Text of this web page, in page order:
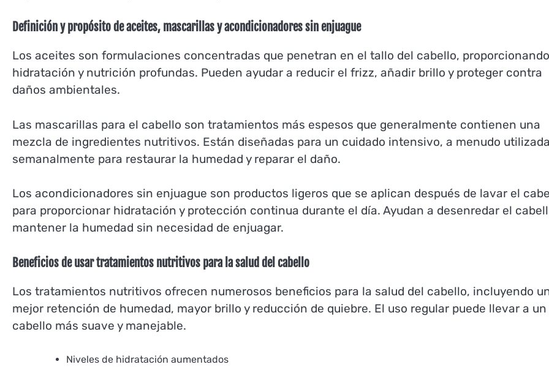
Definición y propósito de aceites, mascarillas y acondicionadores sin enjuague
Los aceites son formulaciones concentradas que penetran en el tallo del cabello, proporcionando
hidratación y nutrición profundas. Pueden ayudar a reducir el frizz, añadir brillo y proteger contra
daños ambientales.
Las mascarillas para el cabello son tratamientos más espesos que generalmente contienen una
mezcla de ingredientes nutritivos. Están diseñadas para un cuidado intensivo, a menudo
semanalmente para restaurar la humedad y reparar el daño.
Los acondicionadores sin enjuague son productos ligeros que se aplican después de lavar el
para proporcionar hidratación y protección continua durante el día. Ayudan a desenredar el
mantener la humedad sin necesidad de enjuagar.
Beneficios de usar tratamientos nutritivos para la salud del cabello
Los tratamientos nutritivos ofrecen numerosos beneficios para la salud del cabello, incluyendo
mejor retención de humedad, mayor brillo y reducción de quiebre. El uso regular puede llevar a un
cabello más suave y manejable.
Niveles de hidratación aumentados